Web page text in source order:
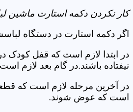
کار نکردن دکمه استارت ماشین
اگر دکمه استارت در دستگاه
در ابتدا لازم است که قفل کودک
نیفتاده باشند.در گام بعد لازم
در آخرین مرحله لازم است که
است که عوض شوند.